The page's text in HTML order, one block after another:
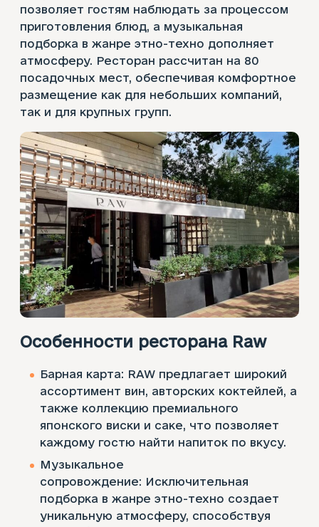
позволяет гостям наблюдать за процессом
приготовления блюд, а музыкальная
подборка в жанре этно-техно дополняет
атмосферу. Ресторан рассчитан на 80
посадочных мест, обеспечивая комфортное
размещение как для небольших компаний,
так и для крупных групп.
Особенности ресторана Raw
Барная карта: RAW предлагает широкий
ассортимент вин, авторских коктейлей, а
также коллекцию премиального
японского виски и саке, что позволяет
каждому гостю найти напиток по вкусу.
Музыкальное
сопровождение: Исключительная
подборка в жанре этно-техно создает
уникальную атмосферу, способствуя